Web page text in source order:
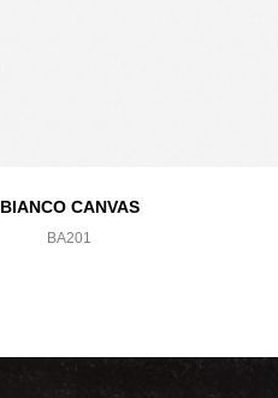
BIANCO CANVAS
BA201